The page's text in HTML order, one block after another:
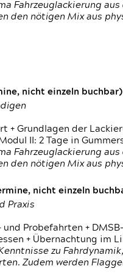
Fahrzeuglackierung
den nötigen Mix aus
nicht einzeln buchbar)
+ Grundlagen der
II: 2 Tage in
Fahrzeuglackierung
den nötigen Mix aus
nicht einzeln
Praxis
Probefahrten +
+ Übernachtung im
zu
Zudem werden